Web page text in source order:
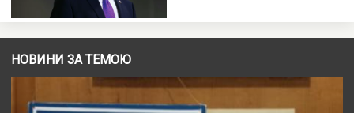
НОВИНИ ЗА ТЕМОЮ